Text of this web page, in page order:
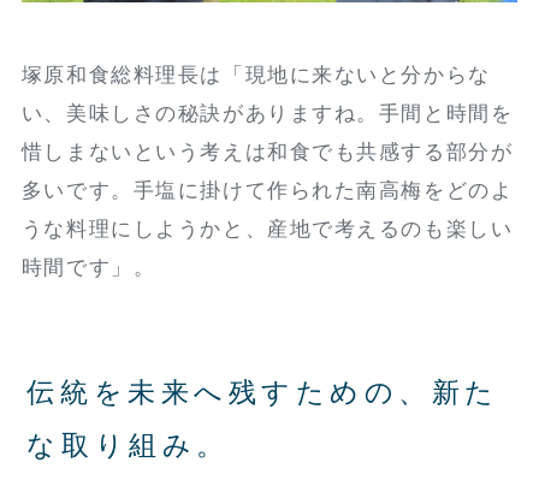
塚原和食総料理長は「現地に来ないと分からな
い、美味しさの秘訣がありますね。手間と時間を
惜しまないという考えは和食でも共感する部分が
多いです。手塩に掛けて作られた南高梅をどのよ
うな料理にしようかと、産地で考えるのも楽しい
時間です」。
伝統を未来へ残すための、新た
な取り組み。